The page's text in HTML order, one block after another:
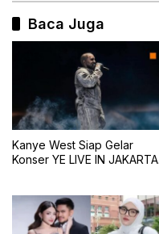
Baca Juga
Kanye West Siap Gelar
Konser YE LIVE IN JAKARTA